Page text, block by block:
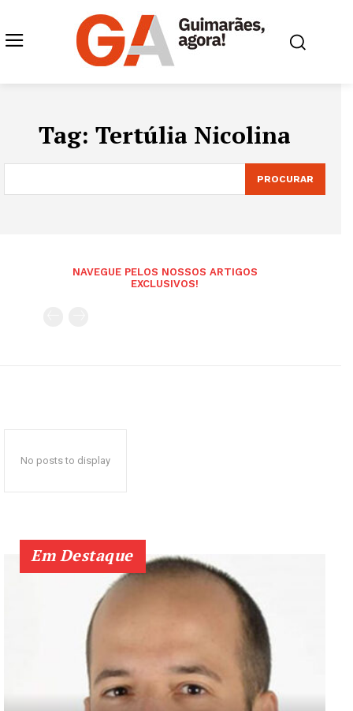
Tag: Tertúlia Nicolina
PROCURAR
NAVEGUE PELOS NOSSOS ARTIGOS
EXCLUSIVOS!
No posts to display
Em Destaque